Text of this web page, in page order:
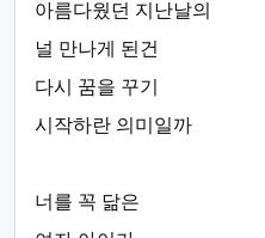
아름다웠던 지난날의
널 만나게 된건
다시 꿈을 꾸기
시작하란 의미일까
너를 꼭 닮은